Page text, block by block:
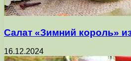
Салат «Зимний король»
16.12.2024